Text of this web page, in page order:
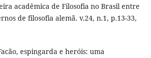
acadêmica de Filosofia no Brasil entre
de filosofia alemã. v.24, n.1, p.13-33,
espingarda e heróis: uma